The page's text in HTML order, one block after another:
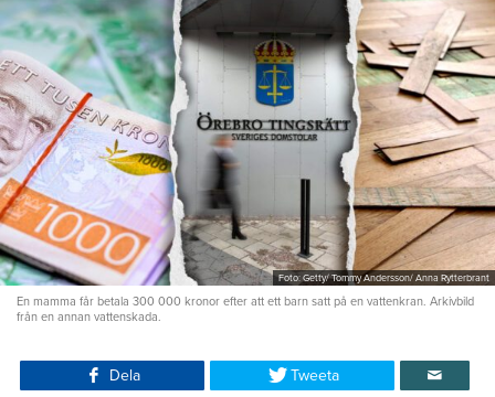
Foto: Getty/ Tommy Andersson/ Anna Rytterbrant
En mamma får betala 300 000 kronor efter att ett barn satt på en vattenkran. Arkivbild
från en annan vattenskada.
Dela Tweeta